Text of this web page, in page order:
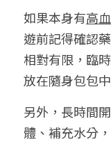
如果本身有高
遊前記得確認
相對有限，臨
放在隨身包包
另外，長時間
體、補充水分